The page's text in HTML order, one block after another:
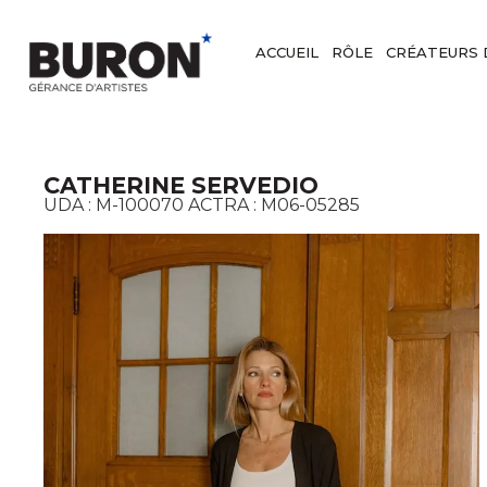
ACCUEIL RÔLE CRÉATEURS
CATHERINE SERVEDIO
UDA : M-100070 ACTRA : M06-05285